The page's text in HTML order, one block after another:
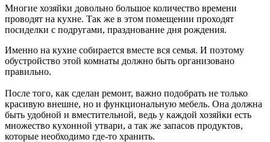
Многие хозяйки довольно большое количество времени
проводят на кухне. Так же в этом помещении проходят
посиделки с подругами, празднование дня рождения.
Именно на кухне собирается вместе вся семья. И поэтому
обустройство этой комнаты должно быть организовано
правильно.
После того, как сделан ремонт, важно подобрать не только
красивую внешне, но и функциональную мебель. Она должна
быть удобной и вместительной, ведь у каждой хозяйки есть
множество кухонной утвари, а так же запасов продуктов,
которые необходимо где-то хранить.